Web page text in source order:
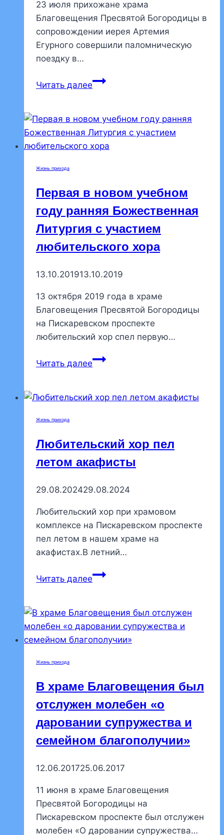
23 июля прихожане храма
Благовещения Пресвятой Богородицы в
сопровождении иерея Артемия
Егурного совершили паломническую
поездку в…
Читать далееПрихожане
побывали
в
Важеозерском
Жизнь прихода
Первая в новом учебном
году ранняя Божественная
Литургия с участием
любительского хора
13.10.201913.10.2019
13 октября 2019 года в храме
Благовещения Пресвятой Богородицы
на Пискаревском проспекте
любительский хор спел первую…
Читать далееПервая
учебном
Божественная
Литургия
с
любительского
хора
Жизнь прихода
Любительский хор пел
летом акафисты
29.08.202429.08.2024
Любительский хор при храмовом
комплексе на Пискаревском проспекте
пел летом в нашем храме на
акафистах.В летний…
Читать далееЛюбительский
летом
акафисты
Жизнь прихода
В храме Благовещения был
отслужен молебен «о
даровании супружества и
семейном благополучии»
12.06.201725.06.2017
11 июня в храме Благовещения
Пресвятой Богородицы на
Пискаревском проспекте был отслужен
молебен «О даровании супружества…